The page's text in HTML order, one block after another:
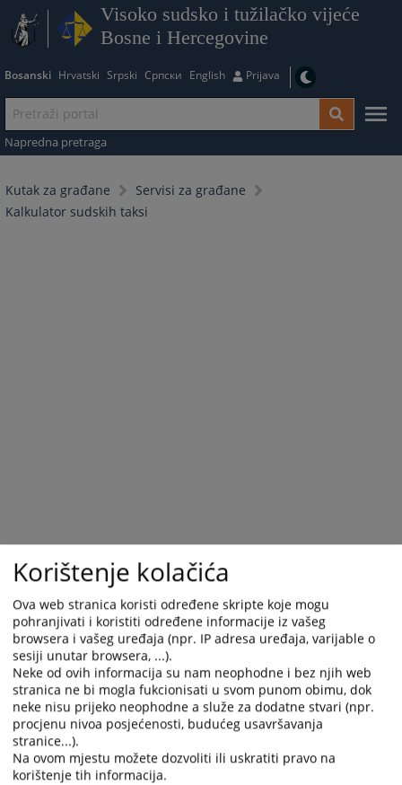
Visoko sudsko i tužilačko vijeće
Bosne i Hercegovine
Bosanski Hrvatski Srpski Српски English Prijava
Napredna pretraga
Kutak za građane
Servisi za građane
Kalkulator sudskih taksi
Trenutno nema vijesti
Korištenje kolačića
Ova web stranica koristi određene skripte koje mogu
pohranjivati i koristiti određene informacije iz vašeg
browsera i vašeg uređaja (npr. IP adresa uređaja, varijable o
sesiji unutar browsera, ...).
Neke od ovih informacija su nam neophodne i bez njih web
stranica ne bi mogla fukcionisati u svom punom obimu, dok
neke nisu prijeko neophodne a služe za dodatne stvari (npr.
procjenu nivoa posjećenosti, budućeg usavršavanja
stranice...).
Na ovom mjestu možete dozvoliti ili uskratiti pravo na
korištenje tih informacija.